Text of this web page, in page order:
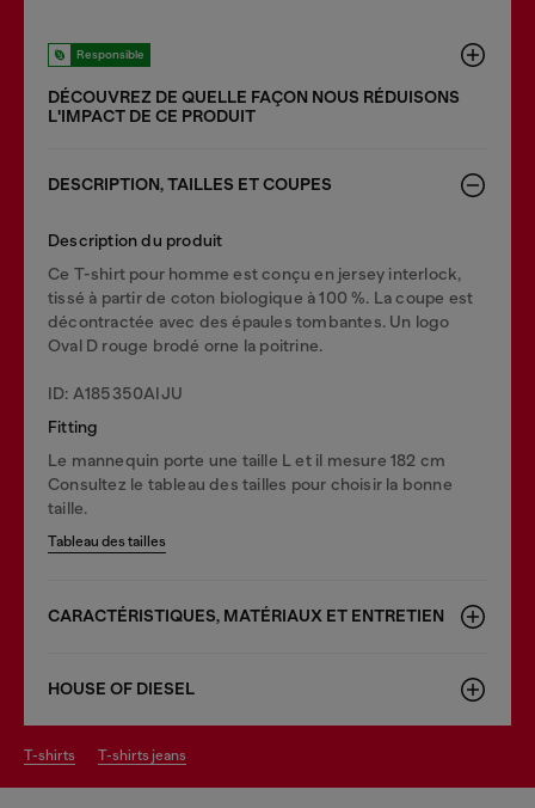
Responsible
DÉCOUVREZ DE QUELLE FAÇON NOUS RÉDUISONS
LʹIMPACT DE CE PRODUIT
DESCRIPTION, TAILLES ET COUPES
Description du produit
Ce T-shirt pour homme est conçu en jersey interlock,
tissé à partir de coton biologique à 100 %. La coupe est
décontractée avec des épaules tombantes. Un logo
Oval D rouge brodé orne la poitrine.
ID: A185350AIJU
Fitting
Le mannequin porte une taille L et il mesure 182 cm
Consultez le tableau des tailles pour choisir la bonne
taille.
Tableau des tailles
CARACTÉRISTIQUES, MATÉRIAUX ET ENTRETIEN
HOUSE OF DIESEL
t-shirts t-shirts jeans